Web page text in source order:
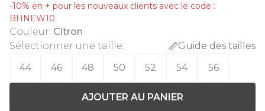
-10% en + pour les nouveaux clients avec le code :
BHNEW10
Couleur: Citron
Sélectionner une taille:
Guide des tailles
44
46 48 50 52 54 56
AJOUTER AU PANIER